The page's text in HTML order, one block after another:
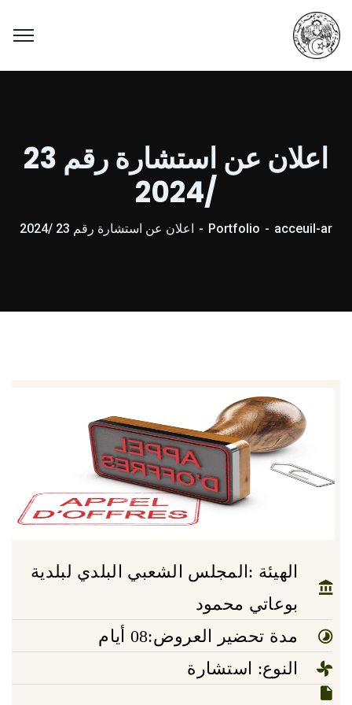
اعلان عن استشارة رقم 23
/2024
acceuil-ar
Portfolio اعلان عن استشارة رقم 23 /2024
الهيئة :المجلس الشعبي البلدي لبلدية
بوعاتي محمود
مدة تحضير العروض:08 أيام
النوع: استشارة